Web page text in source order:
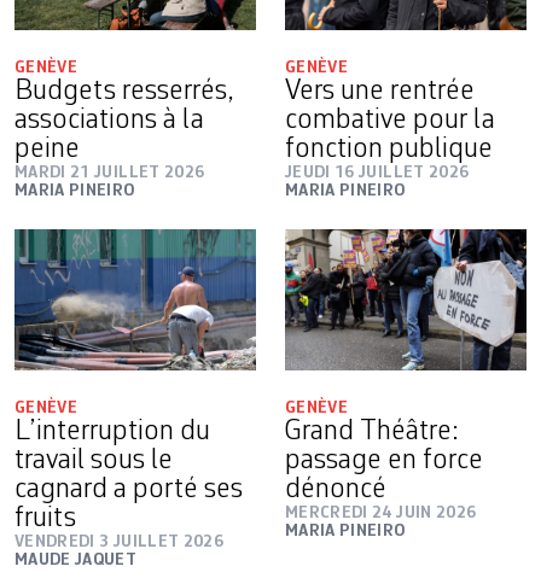
GENÈVE
Budgets resserrés,
associations à la
peine
MARDI 21 JUILLET 2026
MARIA PINEIRO
GENÈVE
Vers une rentrée
combative pour la
fonction publique
JEUDI 16 JUILLET 2026
MARIA PINEIRO
GENÈVE
L’interruption du
travail sous le
cagnard a porté ses
fruits
VENDREDI 3 JUILLET 2026
MAUDE JAQUET
GENÈVE
Grand Théâtre:
passage en force
dénoncé
MERCREDI 24 JUIN 2026
MARIA PINEIRO